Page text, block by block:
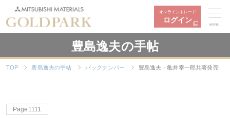
オンライントレード
ログイン
MENU
豊島逸夫の手帖
TOP 豊島逸夫の手帖 バックナンバー 豊島逸夫・亀井幸一郎共著発売
Page1111